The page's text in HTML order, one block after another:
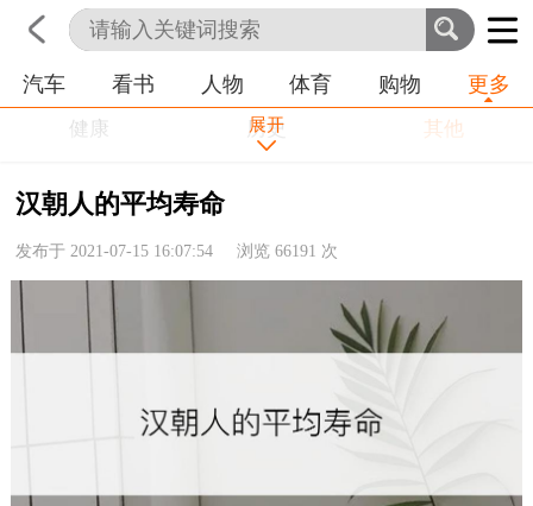
首页 科技 生活 职业
汽车 看书 人物 体育 购物 更多
培训 学习
情感
房产
金融
工作
健康
历史 其他
展开
汉朝人的平均寿命
发布于 2021-07-15 16:07:54 浏览66191 次